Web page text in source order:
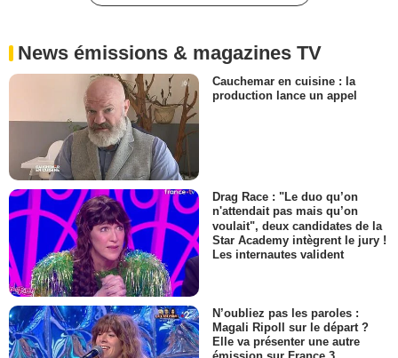
News émissions & magazines TV
Cauchemar en cuisine : la
production lance un appel
Drag Race : "Le duo qu’on
n'attendait pas mais qu’on
voulait", deux candidates de la
Star Academy intègrent le jury !
Les internautes valident
N’oubliez pas les paroles :
Magali Ripoll sur le départ ?
Elle va présenter une autre